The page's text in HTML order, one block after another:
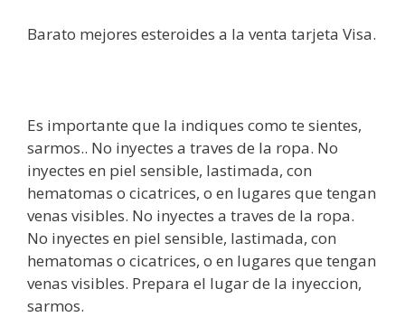
Barato mejores esteroides a la venta tarjeta Visa.
Es importante que la indiques como te sientes,
sarmos.. No inyectes a traves de la ropa. No
inyectes en piel sensible, lastimada, con
hematomas o cicatrices, o en lugares que tengan
venas visibles. No inyectes a traves de la ropa.
No inyectes en piel sensible, lastimada, con
hematomas o cicatrices, o en lugares que tengan
venas visibles. Prepara el lugar de la inyeccion,
sarmos.